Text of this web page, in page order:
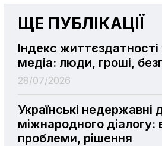
ЩЕ ПУБЛІКАЦІЇ
Індекс життєздатності
медіа: люди, гроші,
28/07/2026
Українські недержавні
міжнародного діалогу:
проблеми, рішення